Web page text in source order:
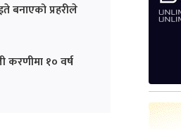
बनाएको प्रहरीले
करणीमा १० वर्ष